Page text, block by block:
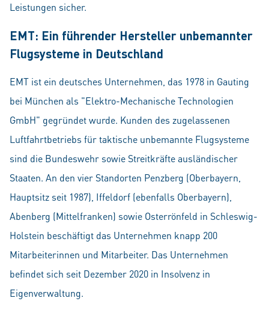
Leistungen sicher.
EMT: Ein führender Hersteller unbemannter
Flugsysteme in Deutschland
EMT ist ein deutsches Unternehmen, das 1978 in Gauting
bei München als "Elektro-Mechanische Technologien
GmbH" gegründet wurde. Kunden des zugelassenen
Luftfahrtbetriebs für taktische unbemannte Flugsysteme
sind die Bundeswehr sowie Streitkräfte ausländischer
Staaten. An den vier Standorten Penzberg (Oberbayern,
Hauptsitz seit 1987), Iffeldorf (ebenfalls Oberbayern),
Abenberg (Mittelfranken) sowie Osterrönfeld in Schleswig-
Holstein beschäftigt das Unternehmen knapp 200
Mitarbeiterinnen und Mitarbeiter. Das Unternehmen
befindet sich seit Dezember 2020 in Insolvenz in
Eigenverwaltung.